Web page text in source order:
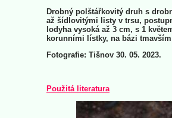
Drobný polštářkovitý druh s
až šídlovitými listy v trsu,
lodyha vysoká až 3 cm, s 1
korunními lístky, na bázi
Fotografie: Tišnov 30. 05. 2023.
Použitá literatura